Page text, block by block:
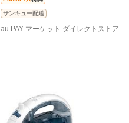
サンキュー配送
au PAY マーケット ダイレクトストア